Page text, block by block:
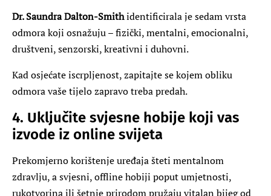
Dr. Saundra Dalton-Smithidentificirala je sedam vrsta
odmora koji osnažuju – fizički, mentalni, emocionalni,
društveni, senzorski, kreativni i duhovni.
Kad osjećate iscrpljenost, zapitajte se kojem obliku
odmora vaše tijelo zapravo treba predah.
4. Uključite svjesne hobije koji vas
izvode iz online svijeta
Prekomjerno korištenje uređaja šteti mentalnom
zdravlju, a svjesni, offline hobiji poput umjetnosti,
rukotvorina ili šetnje prirodom pružaju vitalan bijeg od